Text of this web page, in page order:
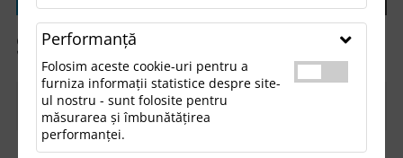
Sticle din plastic
FILTREAZĂ
Performanţă
Folosim aceste cookie-uri pentru a
furniza informații statistice despre site-
ul nostru - sunt folosite pentru
măsurarea și îmbunătățirea
performanței.